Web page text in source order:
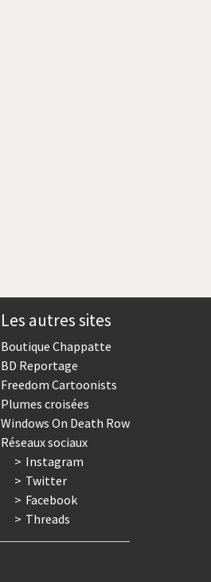
Les autres sites
Boutique Chappatte
BD Reportage
Freedom Cartoonists
Plumes croisées
Windows On Death Row
Réseaux sociaux
Instagram
Twitter
Facebook
Threads